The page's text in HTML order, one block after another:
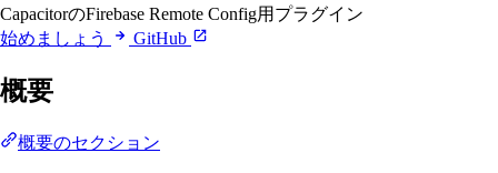
CapacitorのFirebase Remote Config用プラグイン
始めましょう
GitHub
概要
概要のセクション